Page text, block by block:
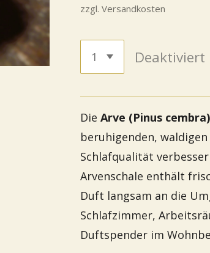
zzgl. Versandkosten
Deaktiviert
Die Arve (Pinus cembra)
beruhigenden,
Schlafqualität
Arvenschale enthält
Duft langsam an die
Schlafzimmer,
Duftspender im